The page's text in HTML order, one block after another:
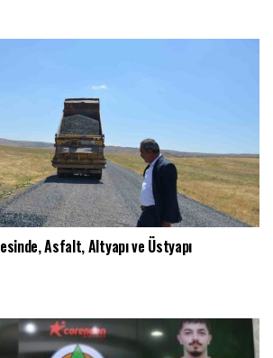
Asfalt, Altyapı ve Üstyapı